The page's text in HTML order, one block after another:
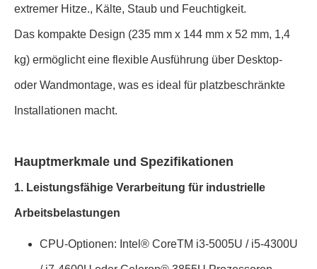
extremer Hitze., Kälte, Staub und Feuchtigkeit.
Das kompakte Design (235 mm x 144 mm x 52 mm, 1,4
kg) ermöglicht eine flexible Ausführung über Desktop-
oder Wandmontage, was es ideal für platzbeschränkte
Installationen macht.
Hauptmerkmale und Spezifikationen
1. Leistungsfähige Verarbeitung für industrielle
Arbeitsbelastungen
CPU-Optionen: Intel® CoreTM i3-5005U / i5-4300U